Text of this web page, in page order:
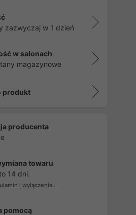
zazwyczaj w 1 dzień
w salonach
magazynowe
produkt
producenta
towaru
14 dni.
i wyłączenia...
pomocą